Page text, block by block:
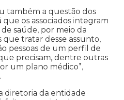
também a questão dos
os associados integram
saúde, por meio da
que tratar desse assunto,
pessoas de um perfil de
precisam, dentre outras
um plano médico”,
diretoria da entidade